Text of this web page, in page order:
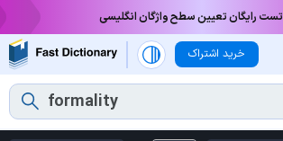
تست رایگان تعیین سطح واژگان انگلیسی
خرید اشتراک